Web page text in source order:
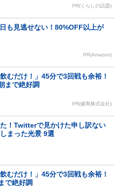
PR(くらしの話題)
も見逃せない！80%OFF以上が
PR(Amazon)
飲むだけ！」45分で3回戦も余裕！
まで絶好調
PR(健商株式会社)
！Twitterで見かけた申し訳ない
まった光景 9選
飲むだけ！」45分で3回戦も余裕！
で絶好調